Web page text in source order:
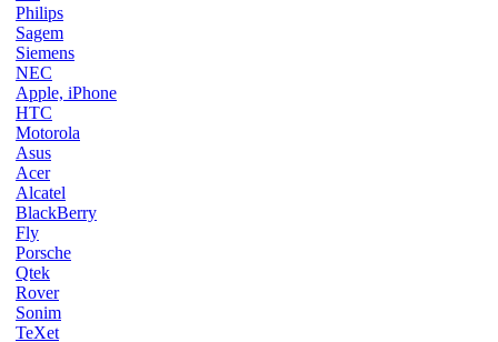
Philips
Sagem
Siemens
NEC
Apple, iPhone
HTC
Motorola
Asus
Acer
Alcatel
BlackBerry
Fly
Porsche
Qtek
Rover
Sonim
TeXet